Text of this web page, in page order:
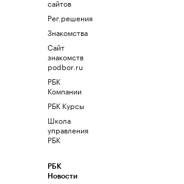
сайтов
Рег.решения
Знакомства
Сайт
знакомств
podbor.ru
РБК
Компании
РБК Курсы
Школа
управления
РБК
РБК
Новости